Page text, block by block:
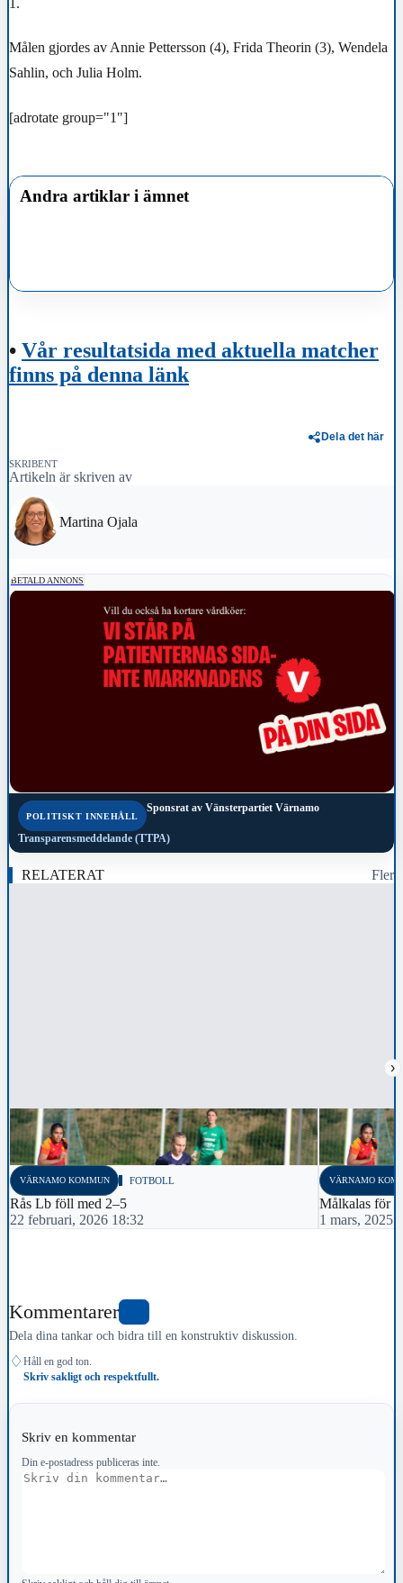
Målen gjordes av Annie Pettersson (4), Frida Theorin (3), Wendela
Sahlin, och Julia Holm.
[adrotate group="1"]
Andra artiklar i ämnet
• Vår resultatsida med aktuella matcher
finns på denna länk
Dela det här
SKRIBENT
Artikeln är skriven av
Martina Ojala
BETALD ANNONS
POLITISKT INNEHÅLL
Sponsrat av Vänsterpartiet Värnamo
Transparensmeddelande (TTPA)
RELATERAT Fler
›
VÄRNAMO KOMMUN FOTBOLL
Rås Lb föll med 2–5
22 februari, 2026 18:32
VÄRNAMO
Målkalas för
1 mars, 2025
Kommentarer
Dela dina tankar och bidra till en konstruktiv diskussion.
♢ Håll en god ton.
Skriv sakligt och respektfullt.
Skriv en kommentar
Din e-postadress publiceras inte.
Kommentar